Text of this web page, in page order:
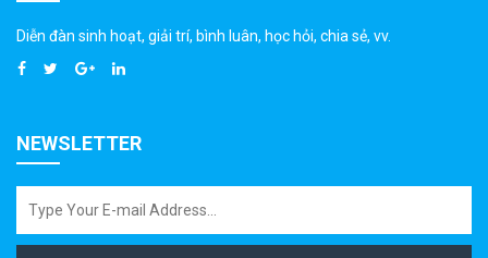
Diễn đàn sinh hoạt, giải trí, bình luân, học hỏi, chia sẻ, vv.
NEWSLETTER